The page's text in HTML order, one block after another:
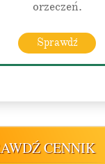
orzeczeń.
Sprawdź
CENNIK